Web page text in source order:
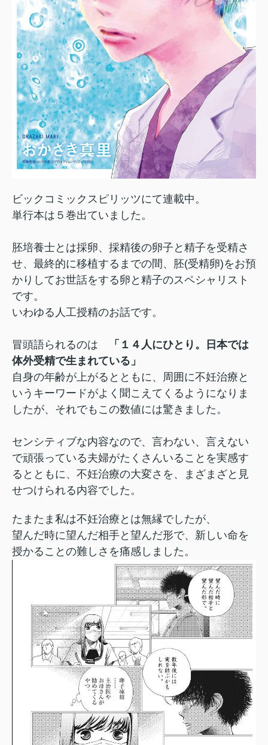
ビックコミックスピリッツにて連載中。
単行本は５巻出ていました。
胚培養士とは採卵、採精後の卵子と精子を受精さ
せ、最終的に移植するまでの間、胚(受精卵)をお預
かりしてお世話をする卵と精子のスペシャリスト
です。
いわゆる人工授精のお話です。
冒頭語られるのは
「１４人にひとり。日本では
体外受精で生まれている」
自身の年齢が上がるとともに、周囲に不妊治療と
いうキーワードがよく聞こえてくるようになりま
したが、それでもこの数値には驚きました。
センシティブな内容なので、言わない、言えない
で頑張っている夫婦がたくさんいることを実感す
るとともに、不妊治療の大変さを、まざまざと見
せつけられる内容でした。
たまたま私は不妊治療とは無縁でしたが、
望んだ時に望んだ相手と望んだ形で、新しい命を
授かることの難しさを痛感しました。